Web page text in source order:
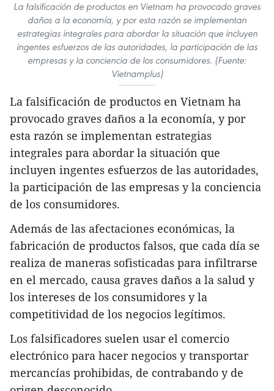
La falsificación de productos en Vietnam ha provocado graves
daños a la economía, y por esta razón se implementan
estrategias integrales para abordar la situación que incluyen
ingentes esfuerzos de las autoridades, la participación de las
empresas y la conciencia de los consumidores. (Fuente:
Vietnamplus)
La falsificación de productos en Vietnam ha
provocado graves daños a la economía, y por
esta razón se implementan estrategias
integrales para abordar la situación que
incluyen ingentes esfuerzos de las autoridades,
la participación de las empresas y la conciencia
de los consumidores.
Además de las afectaciones económicas, la
fabricación de productos falsos, que cada día se
realiza de maneras sofisticadas para infiltrarse
en el mercado, causa graves daños a la salud y
los intereses de los consumidores y la
competitividad de los negocios legítimos.
Los falsificadores suelen usar el comercio
electrónico para hacer negocios y transportar
mercancías prohibidas, de contrabando y de